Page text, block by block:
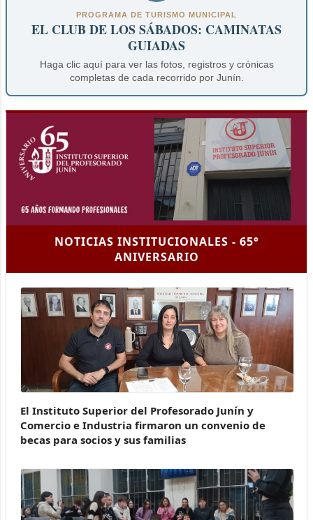
PROGRAMA DE TURISMO MUNICIPAL
EL CLUB DE LOS SÁBADOS: CAMINATAS
GUIADAS
Haga clic aquí para ver las fotos, registros y crónicas
completas de cada recorrido por Junín.
NOTICIAS INSTITUCIONALES - 65°
ANIVERSARIO
El Instituto Superior del Profesorado Junín y
Comercio e Industria firmaron un convenio de
becas para socios y sus familias